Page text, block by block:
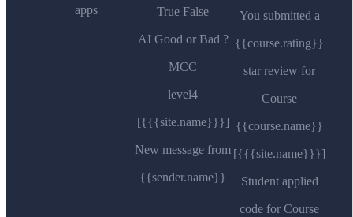
apps
True False
AI Good or Bad ?
MCC
level4
[{{{site.name}}}]
New message from
{{sender.name}}
You submitted a
{{course.rating}}
star review for
Course
{{course.name}}
[{{{site.name}}}]
Student applied
code for Course